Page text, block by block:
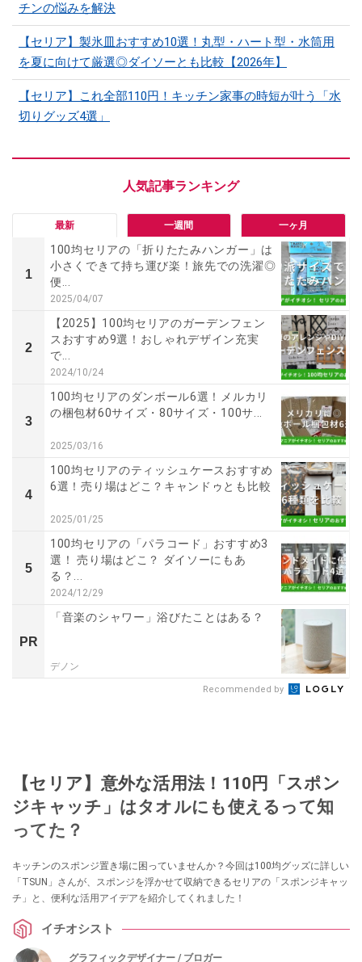
チンの悩みを解決
【セリア】製氷皿おすすめ10選！丸型・ハート型・水筒用
を夏に向けて厳選◎ダイソーとも比較【2026年】
【セリア】これ全部110円！キッチン家事の時短が叶う「水
切りグッズ4選」
最新 一週間 一ヶ月
1
100均セリアの「折りたたみハンガー」は
小さくできて持ち運び楽！旅先での洗濯◎
便...
2025/04/07
2
【2025】100均セリアのガーデンフェン
スおすすめ9選！おしゃれデザイン充実
で...
2024/10/24
3
100均セリアのダンボール6選！メルカリ
の梱包材60サイズ・80サイズ・100サ...
2025/03/16
4
100均セリアのティッシュケースおすすめ
6選！売り場はどこ？キャンドゥとも比較
2025/01/25
5
100均セリアの「パラコード」おすすめ3
選！ 売り場はどこ？ ダイソーにもあ
る？...
2024/12/29
PR
「音楽のシャワー」浴びたことはある？
デノン
Recommended by
【セリア】意外な活用法！110円「スポン
ジキャッチ」はタオルにも使えるって知
ってた？
キッチンのスポンジ置き場に困っていませんか？今回は100均グッズに詳しい
「TSUN」さんが、スポンジを浮かせて収納できるセリアの「スポンジキャッ
チ」と、便利な活用アイデアを紹介してくれました！
イチオシスト
グラフィックデザイナー / ブロガー